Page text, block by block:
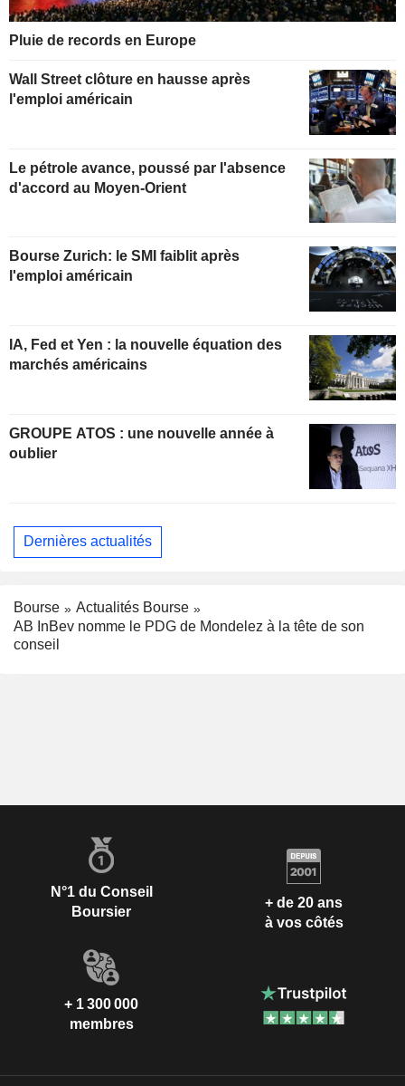
Pluie de records en Europe
Wall Street clôture en hausse après
l'emploi américain
Le pétrole avance, poussé par l'absence
d'accord au Moyen-Orient
Bourse Zurich: le SMI faiblit après
l'emploi américain
IA, Fed et Yen : la nouvelle équation des
marchés américains
GROUPE ATOS : une nouvelle année à
oublier
Dernières actualités
Bourse
Actualités Bourse
AB InBev nomme le PDG de Mondelez à la tête de son
conseil
N°1 du Conseil
Boursier
+ de 20 ans
à vos côtés
+ 1 300 000
membres